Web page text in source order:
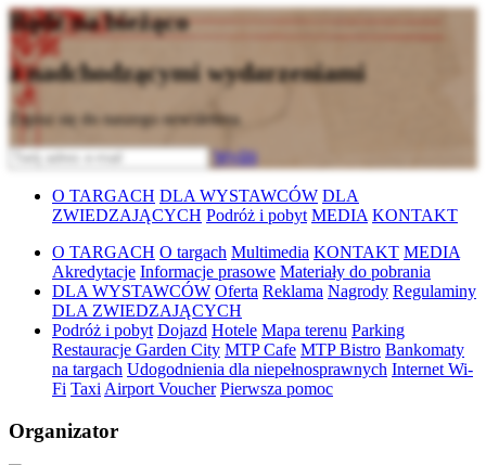
Bądź na bieżąco
z nadchodzącymi wydarzeniami
Zapisz się do naszego newslettera
Wyślij
O TARGACH DLA WYSTAWCÓW DLA
ZWIEDZAJĄCYCH Podróż i pobyt MEDIA KONTAKT
O TARGACH O targach Multimedia KONTAKT MEDIA
Akredytacje Informacje prasowe Materiały do pobrania
DLA WYSTAWCÓW Oferta Reklama Nagrody Regulaminy
DLA ZWIEDZAJĄCYCH
Podróż i pobyt Dojazd Hotele Mapa terenu Parking
Restauracje Garden City MTP Cafe MTP Bistro Bankomaty
na targach Udogodnienia dla niepełnosprawnych Internet Wi-
Fi Taxi Airport Voucher Pierwsza pomoc
Organizator